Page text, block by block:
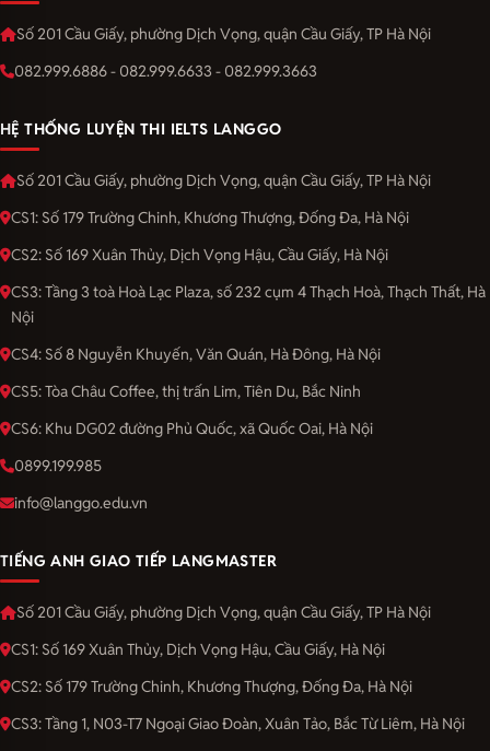
Số 201 Cầu Giấy, phường Dịch Vọng, quận Cầu Giấy, TP Hà Nội
082.999.6886 - 082.999.6633 - 082.999.3663
HỆ THỐNG LUYỆN THI IELTS LANGGO
Số 201 Cầu Giấy, phường Dịch Vọng, quận Cầu Giấy, TP Hà Nội
CS1: Số 179 Trường Chinh, Khương Thượng, Đống Đa, Hà Nội
CS2: Số 169 Xuân Thủy, Dịch Vọng Hậu, Cầu Giấy, Hà Nội
CS3: Tầng 3 toà Hoà Lạc Plaza, số 232 cụm 4 Thạch Hoà, Thạch Thất, Hà
Nội
CS4: Số 8 Nguyễn Khuyến, Văn Quán, Hà Đông, Hà Nội
CS5: Tòa Châu Coffee, thị trấn Lim, Tiên Du, Bắc Ninh
CS6: Khu DG02 đường Phủ Quốc, xã Quốc Oai, Hà Nội
0899.199.985
info@langgo.edu.vn
TIẾNG ANH GIAO TIẾP LANGMASTER
Số 201 Cầu Giấy, phường Dịch Vọng, quận Cầu Giấy, TP Hà Nội
CS1: Số 169 Xuân Thủy, Dịch Vọng Hậu, Cầu Giấy, Hà Nội
CS2: Số 179 Trường Chinh, Khương Thượng, Đống Đa, Hà Nội
CS3: Tầng 1, N03-T7 Ngoại Giao Đoàn, Xuân Tảo, Bắc Từ Liêm, Hà Nội